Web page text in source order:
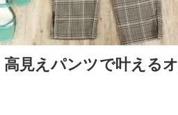
見えパンツで叶えるオ